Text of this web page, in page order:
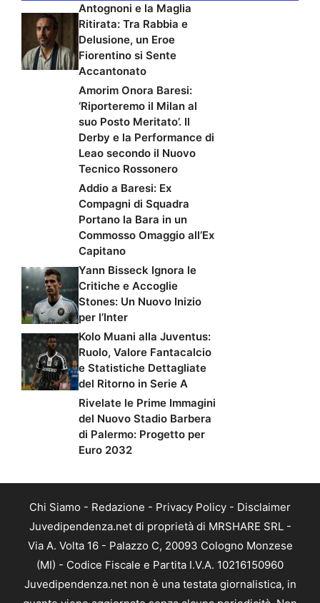
Antognoni e la Maglia
Ritirata: Tra Rabbia e
Delusione, un Eroe
Fiorentino si Sente
Accantonato
Amorim Onora Baresi:
‘Riporteremo il Milan al
suo Posto Meritato’. Il
Derby e la Performance di
Leao secondo il Nuovo
Tecnico Rossonero
Addio a Baresi: Ex
Compagni di Squadra
Portano la Bara in un
Commosso Omaggio all’Ex
Capitano
Yann Bisseck Ignora le
Critiche e Accoglie
Stones: Un Nuovo Inizio
per l’Inter
Kolo Muani alla Juventus:
Ruolo, Valore Fantacalcio
e Statistiche Dettagliate
del Ritorno in Serie A
Rivelate le Prime Immagini
del Nuovo Stadio Barbera
di Palermo: Progetto per
Euro 2032
Chi Siamo - Redazione - Privacy Policy - Disclaimer
Juvedipendenza.net di proprietà di MRSHARE SRL -
Via A. Volta 16 - Palazzo C, 20093 Cologno Monzese
(MI) - Codice Fiscale e Partita I.V.A. 10216150960
Juvedipendenza.net non è una testata giornalistica, in